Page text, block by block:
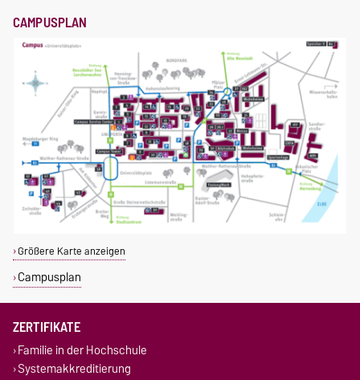
CAMPUSPLAN
Größere Karte anzeigen
Campusplan
ZERTIFIKATE
Familie in der Hochschule
Systemakkreditierung